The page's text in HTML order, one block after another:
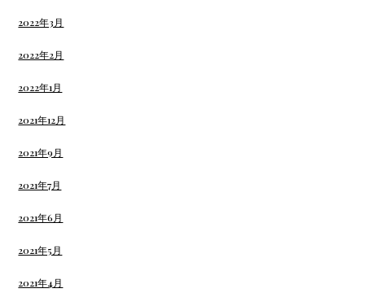
2022年3月
2022年2月
2022年1月
2021年12月
2021年9月
2021年7月
2021年6月
2021年5月
2021年4月